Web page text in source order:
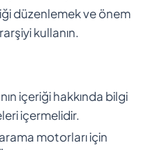
düzenlemek ve önem
kullanın.
içeriği hakkında bilgi
içermelidir.
motorları için